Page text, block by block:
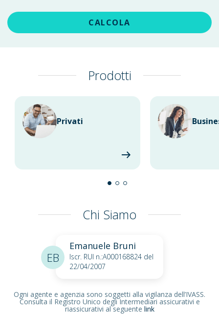
CALCOLA
Prodotti
Privati
Chi Siamo
Emanuele Bruni
Iscr. RUI n.:A000168824 del
22/04/2007
EB
Ogni agente e agenzia sono soggetti alla vigilanza dell’IVASS.
Consulta il Registro Unico degli Intermediari assicurativi e
riassicurativi al seguente link